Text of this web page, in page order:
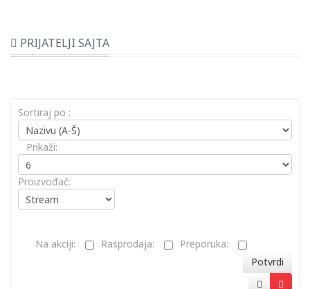
PRIJATELJI SAJTA
Sortiraj po :
Prikaži:
Proizvođač:
Na akciji: Rasprodaja:
Preporuka:
Potvrdi